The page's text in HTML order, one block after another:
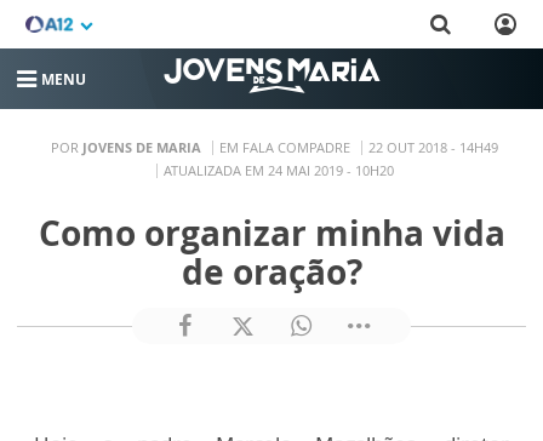
MENU
POR JOVENS DE MARIA EM FALA COMPADRE
22 OUT 2018 - 14H49
ATUALIZADA EM 24 MAI 2019 - 10H20
Como organizar minha vida
de oração?